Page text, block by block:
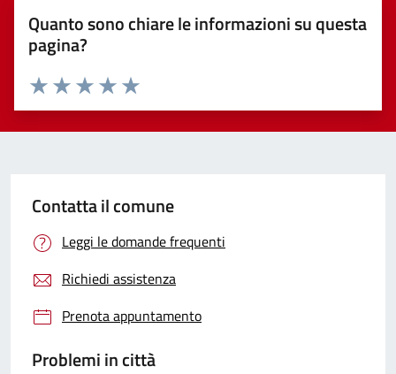
Quanto sono chiare le informazioni su questa
pagina?
Valuta 5 stelle su 5
Valuta 4 stelle su 5
Valuta 3 stelle su 5
Valuta 2 stelle su 5
Valuta 1 stelle su 5
Contatta il comune
Leggi le domande frequenti
Richiedi assistenza
Prenota appuntamento
Problemi in città